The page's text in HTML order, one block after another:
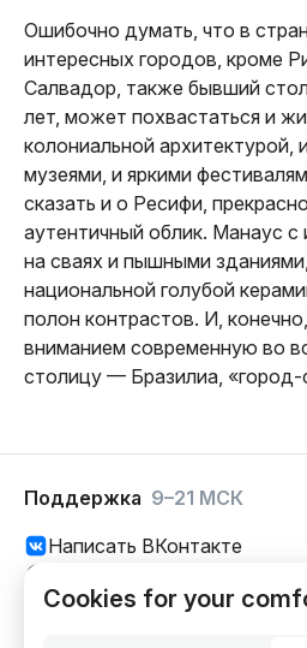
Ошибочно думать, что в
интересных городов, кроме
Салвадор, также бывший
лет, может похвастаться и
колониальной
музеями, и яркими
сказать и о Ресифи,
аутентичный облик. Манаус
на сваях и пышными
национальной голубой
полон контрастов. И,
вниманием современную во
столицу — Бразилиа, «город-
Cookies for your
Поддержка 9–21 МСК
Написать ВКонтакте
Написать в Max